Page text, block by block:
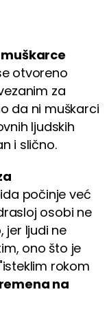
otvoreno
za
da ni muškarci
ljudskih
i slično.
počinje već
osobi ne
jer ljudi ne
ono što je
rokom
na